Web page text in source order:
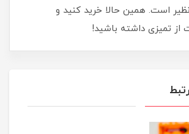
است. همین حالا خرید کنید و
از تمیزی داشته باشید!